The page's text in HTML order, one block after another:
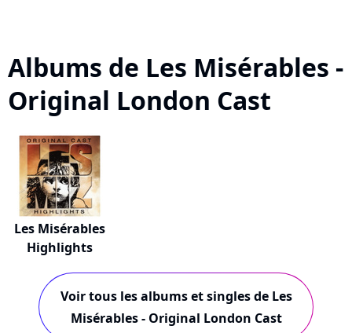
Albums de Les Misérables -
Original London Cast
Les Misérables
Highlights
Voir tous les albums et singles de Les
Misérables - Original London Cast